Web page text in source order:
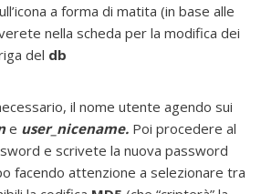
a forma di matita (in base alle
nella scheda per la modifica dei
del db
il nome utente agendo sui
e user_nicename.Poi procedere al
e scrivete la nuova password
facendo attenzione a selezionare tra